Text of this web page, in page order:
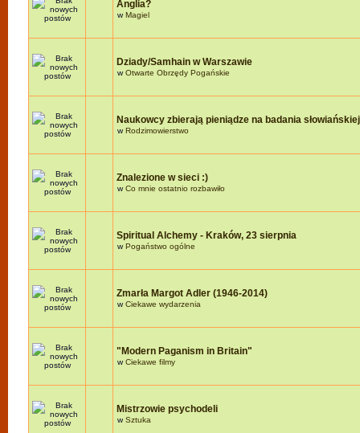
Anglia?
wMagiel
Dziady/Samhain w Warszawie
wOtwarte Obrzędy Pogańskie
Naukowcy zbierają pieniądze na badania
wRodzimowierstwo
Znalezione w sieci :)
wCo mnie ostatnio rozbawiło
Spiritual Alchemy - Kraków, 23 sierpnia
wPogaństwo ogólne
Zmarła Margot Adler (1946-2014)
wCiekawe wydarzenia
"Modern Paganism in Britain"
wCiekawe filmy
Mistrzowie psychodeli
wSztuka